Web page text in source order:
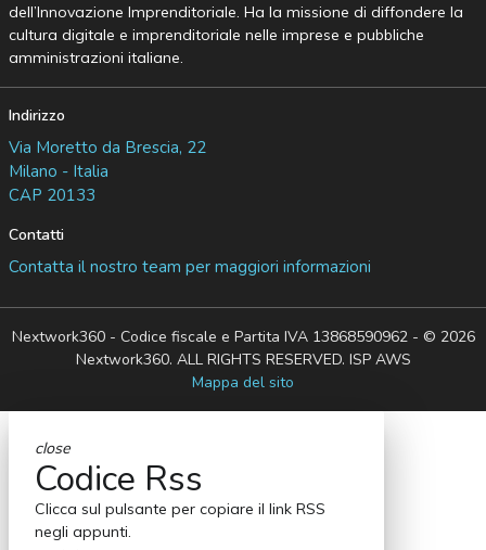
dell’Innovazione Imprenditoriale. Ha la missione di diffondere la
cultura digitale e imprenditoriale nelle imprese e pubbliche
amministrazioni italiane.
Indirizzo
Via Moretto da Brescia, 22
Milano - Italia
CAP 20133
Contatti
Contatta il nostro team per maggiori informazioni
Nextwork360 - Codice fiscale e Partita IVA 13868590962 - © 2026
Nextwork360. ALL RIGHTS RESERVED. ISP AWS
Mappa del sito
close
Codice Rss
Clicca sul pulsante per copiare il link RSS
negli appunti.